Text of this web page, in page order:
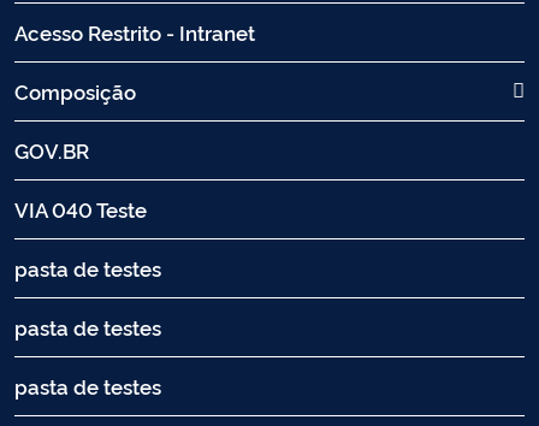
Acesso Restrito - Intranet
Composição
GOV.BR
VIA 040 Teste
pasta de testes
pasta de testes
pasta de testes